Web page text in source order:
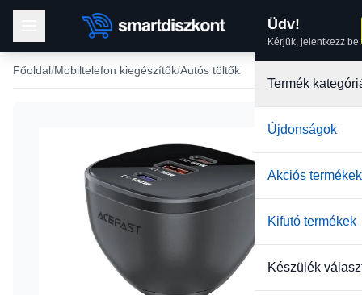
Üdv!
Kérjük, jelentkezz be.
Termék
Újdonságok
Akciós termékek
Kifutó termékek
Készülék
Főoldal Mobiltelefon kiegészítők Autós töltők